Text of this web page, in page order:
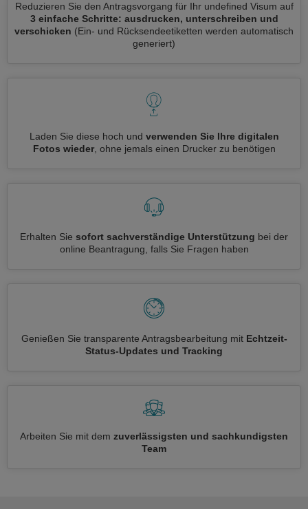
Reduzieren Sie den Antragsvorgang für Ihr undefined Visum auf
3 einfache Schritte: ausdrucken, unterschreiben und
verschicken (Ein- und Rücksendeetiketten werden automatisch
generiert)
Laden Sie diese hoch und verwenden Sie Ihre digitalen
Fotos wieder, ohne jemals einen Drucker zu benötigen
Erhalten Sie sofort sachverständige Unterstützung bei der
online Beantragung, falls Sie Fragen haben
Genießen Sie transparente Antragsbearbeitung mit Echtzeit-
Status-Updates und Tracking
Arbeiten Sie mit dem zuverlässigsten und sachkundigsten
Team